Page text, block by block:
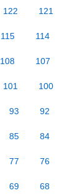
122 121
115 114
108 107
101 100
93 92
85 84
77 76
69 68